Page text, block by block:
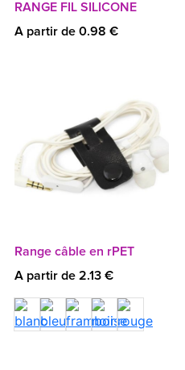
RANGE FIL SILICONE
A partir de 0.98 €
Range câble en rPET
A partir de 2.13 €